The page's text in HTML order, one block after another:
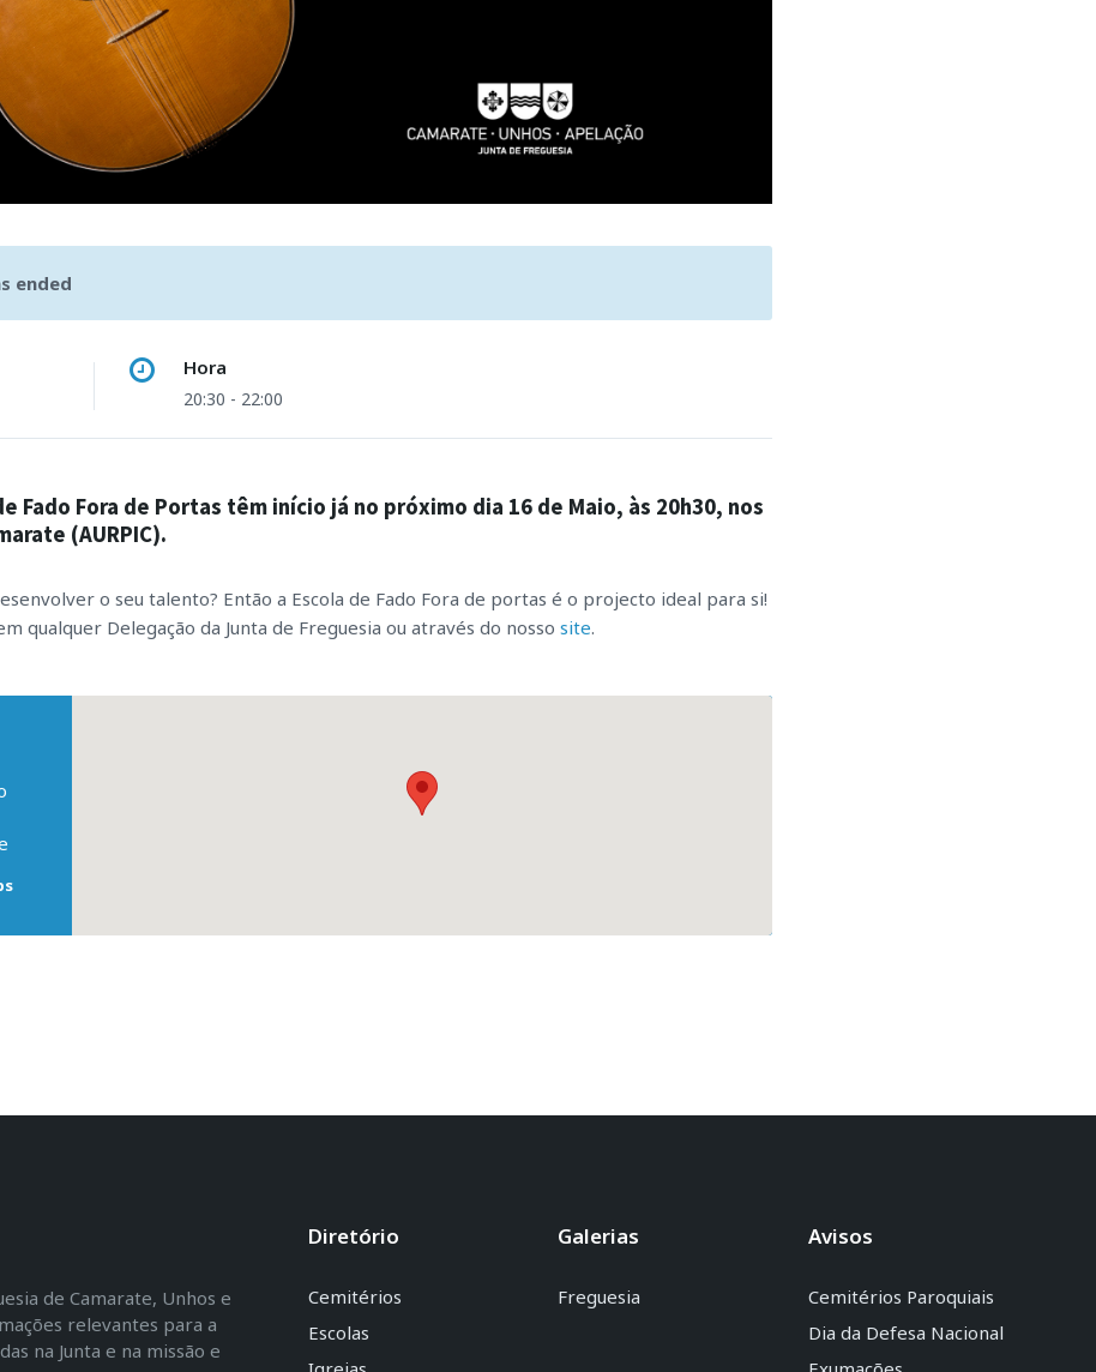
ended
Hora
20:30 - 22:00
Fado Fora de Portas têm início já no próximo dia 16 de Maio, às 20h30, nos
(AURPIC).
o seu talento? Então a Escola de Fado Fora de portas é o projecto ideal para si!
qualquer Delegação da Junta de Freguesia ou através do nossosite.
de Camarate, Unhos e
relevantes para a
na Junta e na missão e
Diretório
Cemitérios
Escolas
Galerias
Freguesia
Avisos
Cemitérios Paroquiais
Dia da Defesa Nacional